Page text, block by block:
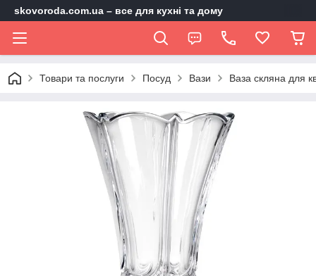
skovoroda.com.ua – все для кухні та дому
Товари та послуги Посуд Вази Ваза скляна для